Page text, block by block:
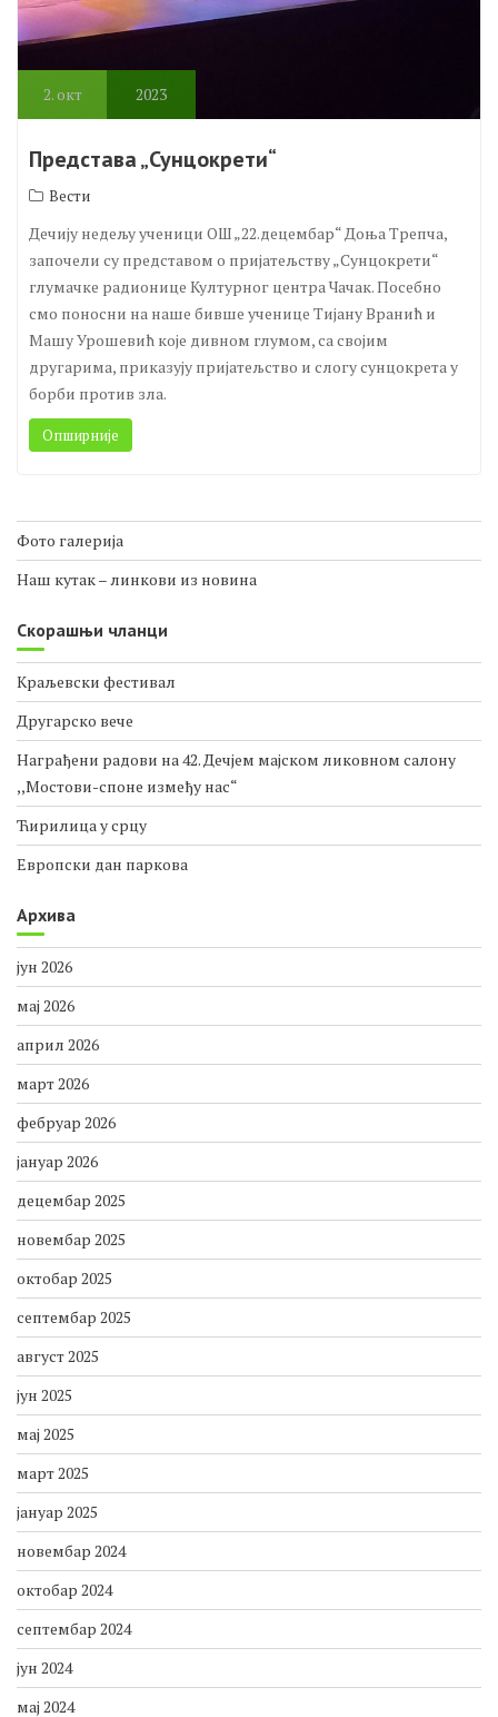
2.окт 2023
Представа „Сунцокрети“
Вести
Дечију недељу ученици ОШ „22.децембар“ Доња Трепча,
започели су представом о пријатељству „Сунцокрети“
глумачке радионице Културног центра Чачак. Посебно
смо поносни на наше бивше ученице Тијану Вранић и
Машу Урошевић које дивном глумом, са својим
другарима, приказују пријатељство и слогу сунцокрета у
борби против зла.
Наш кутак – линкови из новина
Скорашњи чланци
Краљевски фестивал
Другарско вече
Награђени радови на 42. Дечјем мајском ликовном салону
,,Мостови-споне између нас“
Европски дан паркова
Архива
јун 2026
мај 2026
април 2026
март 2026
фебруар 2026
јануар 2026
децембар 2025
новембар 2025
октобар 2025
септембар 2025
август 2025
јун 2025
мај 2025
март 2025
јануар 2025
новембар 2024
октобар 2024
септембар 2024